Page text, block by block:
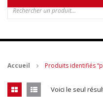
NOS PRODUITS
MES ACHATS
Accueil Produits identifiés
Voici le seul